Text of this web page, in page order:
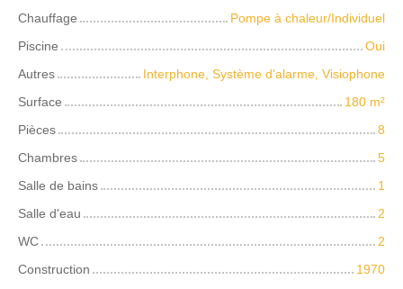
Chauffage
Pompe à chaleur/Individuel
Piscine
Oui
Autres
Interphone, Système d'alarme, Visiophone
Surface
180 m²
Pièces
8
Chambres
5
Salle de bains
1
Salle d'eau
2
WC
2
Construction
1970